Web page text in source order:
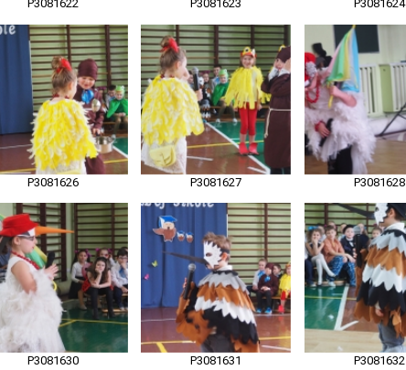
P3081622 P3081623 P3081624
P3081626 P3081627 P3081628
P3081630 P3081631 P3081632